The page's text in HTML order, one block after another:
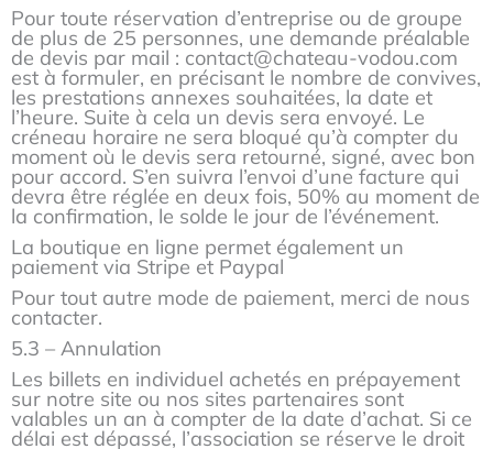
Pour toute réservation d’entreprise ou de groupe
de plus de 25 personnes, une demande préalable
de devis par mail : contact@chateau-vodou.com
est à formuler, en précisant le nombre de convives,
les prestations annexes souhaitées, la date et
l’heure. Suite à cela un devis sera envoyé. Le
créneau horaire ne sera bloqué qu’à compter du
moment où le devis sera retourné, signé, avec bon
pour accord. S’en suivra l’envoi d’une facture qui
devra être réglée en deux fois, 50% au moment de
la confirmation, le solde le jour de l’événement.
La boutique en ligne permet également un
paiement via Stripe et Paypal
Pour tout autre mode de paiement, merci de nous
contacter.
5.3 – Annulation
Les billets en individuel achetés en prépayement
sur notre site ou nos sites partenaires sont
valables un an à compter de la date d’achat. Si ce
délai est dépassé, l’association se réserve le droit